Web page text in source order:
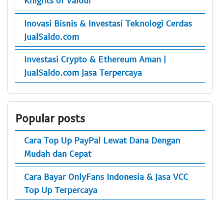
Inovasi Bisnis & Investasi Teknologi Cerdas
JualSaldo.com
Investasi Crypto & Ethereum Aman |
JualSaldo.com Jasa Terpercaya
Popular posts
Cara Top Up PayPal Lewat Dana Dengan
Mudah dan Cepat
Cara Bayar OnlyFans Indonesia & Jasa VCC
Top Up Terpercaya